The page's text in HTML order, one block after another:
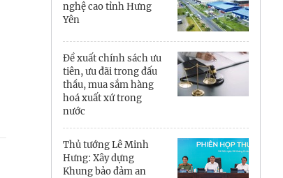
Đắk Lắk
Đồng Nai
Đồng Tháp
Gia Lai
Hà Nội
Hồ Chí Minh
nghệ cao tỉnh Hưng
Yên
Đề xuất chính sách ưu
tiên, ưu đãi trong đấu
thầu, mua sắm hàng
hoá xuất xứ trong
nước
Thủ tướng Lê Minh
Hưng: Xây dựng
Khung bảo đảm an